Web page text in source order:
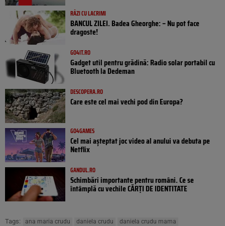
RÂZI CU LACRIMI
BANCUL ZILEI. Badea Gheorghe: – Nu pot face
dragoste!
GO4IT.RO
Gadget util pentru grădină: Radio solar portabil cu
Bluetooth la Dedeman
DESCOPERA.RO
Care este cel mai vechi pod din Europa?
GO4GAMES
Cel mai așteptat joc video al anului va debuta pe
Netflix
GANDUL.RO
Schimbări importante pentru români. Ce se
întâmplă cu vechile CĂRȚI DE IDENTITATE
Tags: ana maria crudu daniela crudu
daniela crudu mama